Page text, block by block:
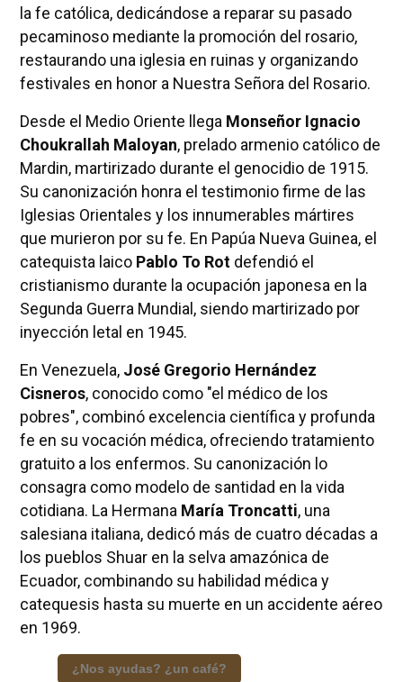
la fe católica, dedicándose a reparar su pasado
pecaminoso mediante la promoción del rosario,
restaurando una iglesia en ruinas y organizando
festivales en honor a Nuestra Señora del Rosario.
Desde el Medio Oriente llega Monseñor Ignacio
Choukrallah Maloyan, prelado armenio católico de
Mardin, martirizado durante el genocidio de 1915.
Su canonización honra el testimonio firme de las
Iglesias Orientales y los innumerables mártires
que murieron por su fe. En Papúa Nueva Guinea, el
catequista laico Pablo To Rotdefendió el
cristianismo durante la ocupación japonesa en la
Segunda Guerra Mundial, siendo martirizado por
inyección letal en 1945.
En Venezuela, José Gregorio Hernández
Cisneros, conocido como "el médico de los
pobres", combinó excelencia científica y profunda
fe en su vocación médica, ofreciendo tratamiento
gratuito a los enfermos. Su canonización lo
consagra como modelo de santidad en la vida
cotidiana. La Hermana María Troncatti, una
salesiana italiana, dedicó más de cuatro décadas a
los pueblos Shuar en la selva amazónica de
Ecuador, combinando su habilidad médica y
catequesis hasta su muerte en un accidente aéreo
en 1969.
¿Nos ayudas? ¿un café?